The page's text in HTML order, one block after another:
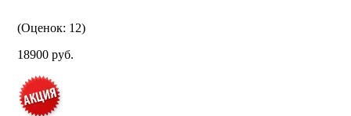
(Оценок: 12)
18900 руб.